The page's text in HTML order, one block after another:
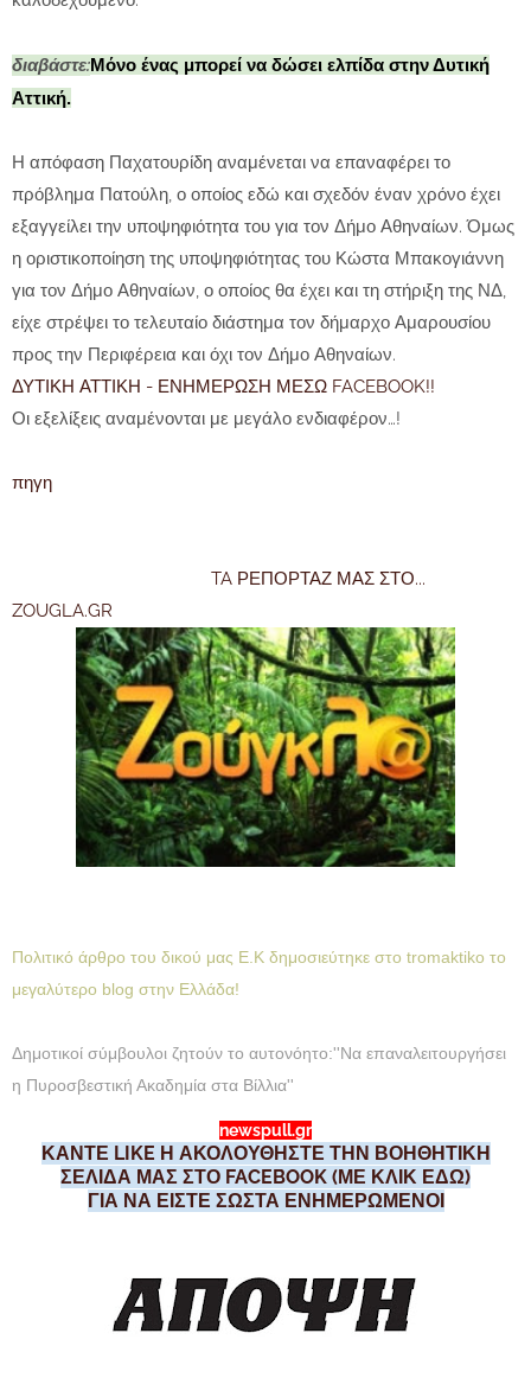
διαβάστε:Μόνο ένας μπορεί να δώσει ελπίδα στην Δυτική
Αττική.
Η απόφαση Παχατουρίδη αναμένεται να επαναφέρει το
πρόβλημα Πατούλη, ο οποίος εδώ και σχεδόν έναν χρόνο έχει
εξαγγείλει την υποψηφιότητα του για τον Δήμο Αθηναίων. Όμως
η οριστικοποίηση της υποψηφιότητας του Κώστα Μπακογιάννη
για τον Δήμο Αθηναίων, ο οποίος θα έχει και τη στήριξη της ΝΔ,
είχε στρέψει το τελευταίο διάστημα τον δήμαρχο Αμαρουσίου
προς την Περιφέρεια και όχι τον Δήμο Αθηναίων.
ΔΥΤΙΚΗ ΑΤΤΙΚΗ - ΕΝΗΜΕΡΩΣΗ ΜΕΣΩ FACEBOOK!!
Οι εξελίξεις αναμένονται με μεγάλο ενδιαφέρον…!
πηγη
TA ΡΕΠΟΡΤΑΖ ΜΑΣ ΣΤΟ...
ZOUGLA.GR
Πολιτικό άρθρο του δικού μας Ε.Κ δημοσιεύτηκε στο tromaktiko το
μεγαλύτερο blog στην Ελλάδα!
Δημοτικοί σύμβουλοι ζητούν το αυτονόητο:''Να επαναλειτουργήσει
η Πυροσβεστική Ακαδημία στα Βίλλια''
newspull.gr
ΚΑΝΤΕ LIKE Η ΑΚΟΛΟΥΘΗΣΤΕ ΤΗΝ ΒΟΗΘΗΤΙΚΗ
ΣΕΛΙΔΑ ΜΑΣ ΣΤΟ FACEBOOK (ΜΕ ΚΛΙΚ ΕΔΩ)
ΓΙΑ ΝΑ ΕΙΣΤΕ ΣΩΣΤΑ ΕΝΗΜΕΡΩΜΕΝΟΙ